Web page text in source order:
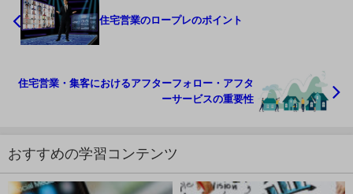
住宅営業のロープレのポイント
住宅営業・集客におけるアフターフォロー・アフタ
ーサービスの重要性
おすすめの学習コンテンツ